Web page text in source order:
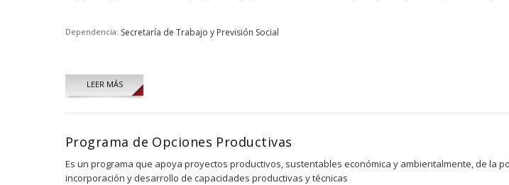
Dependencia: Secretaría de Trabajo y Previsión Social
LEER MÁS
Programa de Opciones Productivas
Es un programa que apoya proyectos productivos, sustentables económica y ambientalmente, de la
incorporación y desarrollo de capacidades productivas y técnicas